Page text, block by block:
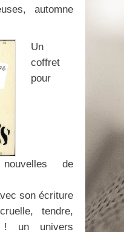
automne
Un
coffret
pour
de
son écriture
tendre,
! un univers